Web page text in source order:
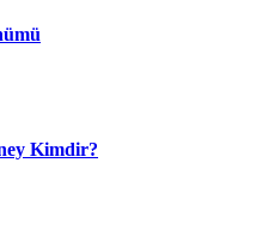
Kimdir?